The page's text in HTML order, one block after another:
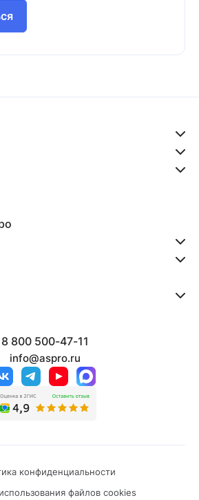
8 800 500-47-11
info@aspro.ru
конфиденциальности
файлов cookies